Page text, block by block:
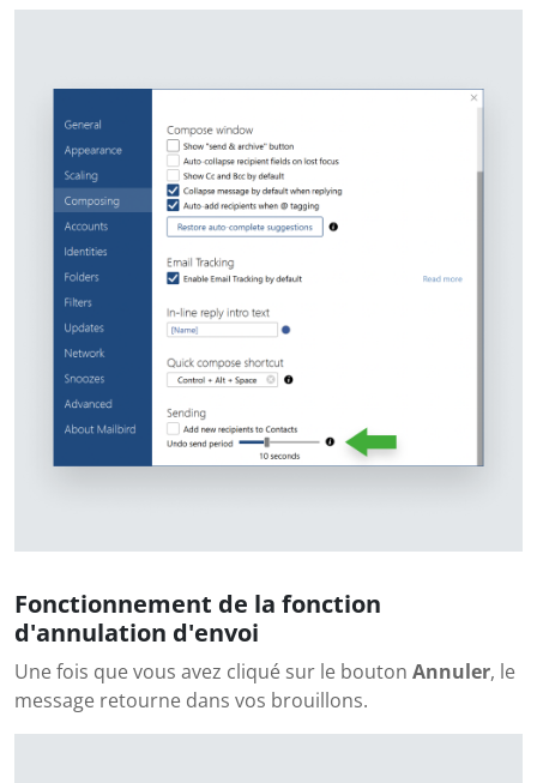
Fonctionnement de la fonction
d'annulation d'envoi
Une fois que vous avez cliqué sur le bouton Annuler, le
message retourne dans vos brouillons.